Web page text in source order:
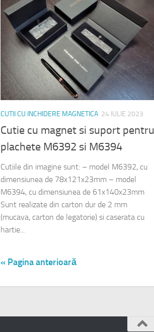
CUTII CU INCHIDERE MAGNETICA 24 IULIE 2023
Cutie cu magnet si suport pentru
plachete M6392 si M6394
Cutiile din imagine sunt: – model M6392, cu
dimensiunea de 78x121x23mm – model
M6394, cu dimensiunea de 61x140x23mm
Sunt realizate din carton dur de 2 mm
(mucava, carton de legatorie) si caserata cu
hartie...
« Pagina anterioară